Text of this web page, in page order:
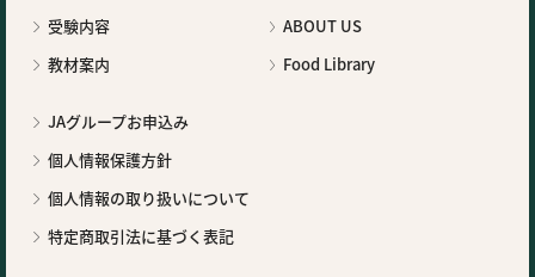
受験内容
教材案内
ABOUT US
Food Library
JAグループお申込み
個人情報保護方針
個人情報の取り扱いについて
特定商取引法に基づく表記